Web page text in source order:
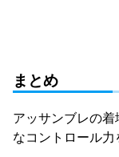
まとめ
アッサンブレの
なコントロール力